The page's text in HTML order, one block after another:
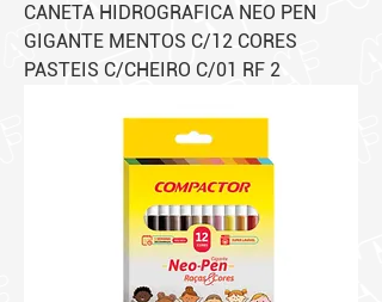
CANETA HIDROGRAFICA NEO PEN
GIGANTE MENTOS C/12 CORES
PASTEIS C/CHEIRO C/01 RF 2